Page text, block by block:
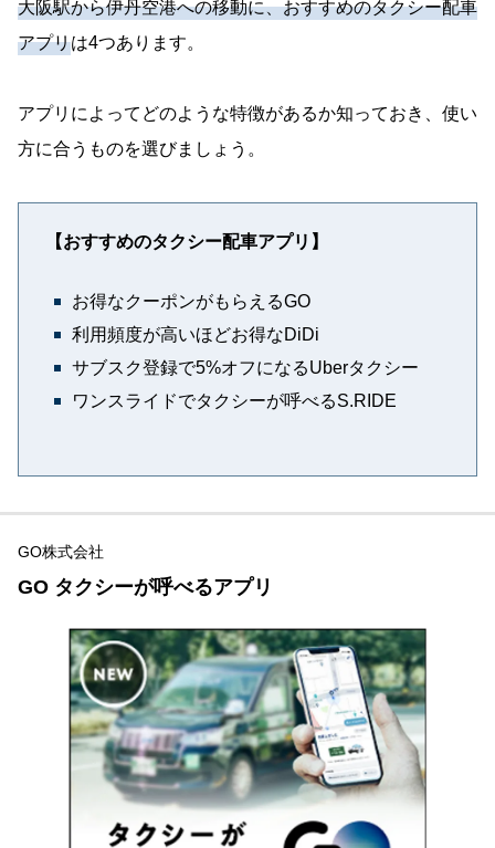
大阪駅から伊丹空港への移動に、おすすめのタクシー配車
アプリは4つあります。
アプリによってどのような特徴があるか知っておき、使い
方に合うものを選びましょう。
【おすすめのタクシー配車アプリ】
お得なクーポンがもらえるGO
利用頻度が高いほどお得なDiDi
サブスク登録で5%オフになるUberタクシー
ワンスライドでタクシーが呼べるS.RIDE
GO株式会社
GO タクシーが呼べるアプリ